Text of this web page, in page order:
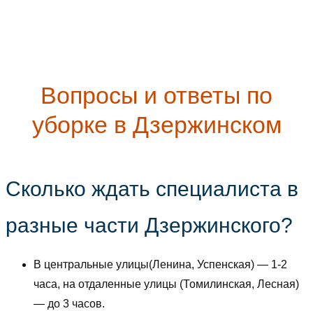
Вопросы и ответы по
уборке в Дзержинском
Сколько ждать специалиста в
разные части Дзержинского?
В центральные улицы(Ленина, Успенская) — 1-2
часа, на отдаленные улицы (Томилинская, Лесная)
— до 3 часов.